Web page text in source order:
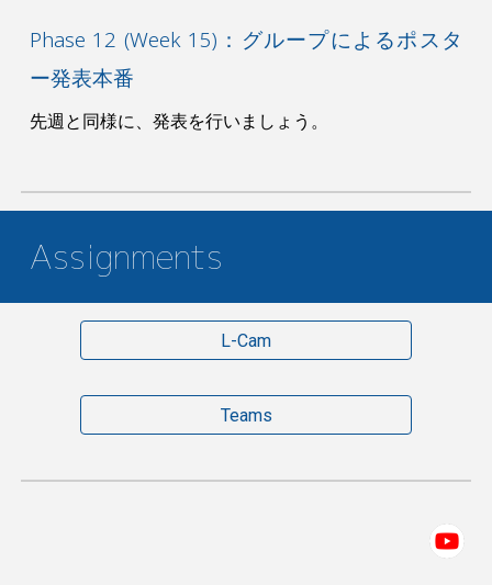
Phase 12 (Week 15)： グループによるポスタ
ー発表本番
先週と同様に、発表を行いましょう。
Assignments
L-Cam
Teams